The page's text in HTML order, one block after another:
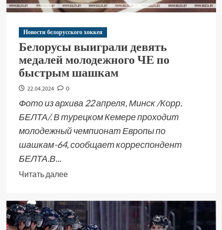
Новости белорусского хоккея
Белорусы выиграли девять
медалей молодежного ЧЕ по
быстрым шашкам
22.04.2024 0
Фото из архива 22 апреля, Минск /Корр.
БЕЛТА/. В турецком Кемере проходит
молодежный чемпионат Европы по
шашкам-64, сообщает корреспондент
БЕЛТА.В...
Читать далее